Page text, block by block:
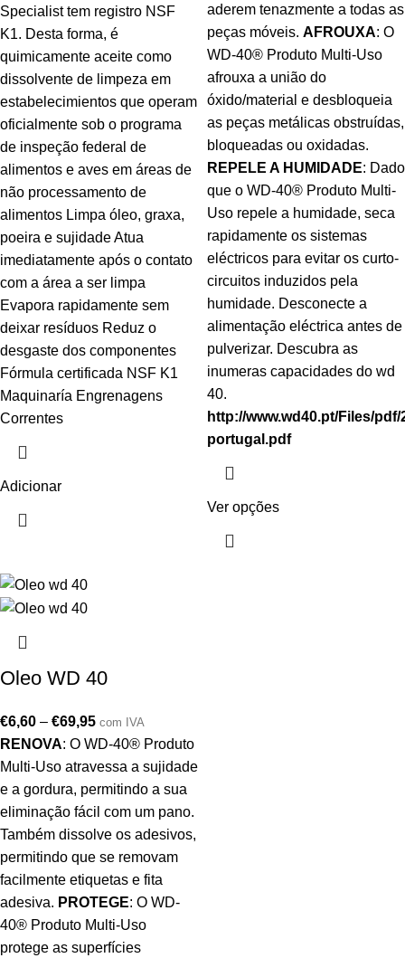
Specialist tem registro NSF
K1. Desta forma, é
quimicamente aceite como
dissolvente de limpeza em
estabelecimientos que operam
oficialmente sob o programa
de inspeção federal de
alimentos e aves em áreas de
não processamento de
alimentos Limpa óleo, graxa,
poeira e sujidade Atua
imediatamente após o contato
com a área a ser limpa
Evapora rapidamente sem
deixar resíduos Reduz o
desgaste dos componentes
Fórmula certificada NSF K1
Maquinaría Engrenagens
Correntes
Adicionar
aderem tenazmente a todas as
peças móveis. AFROUXA: O
WD-40® Produto Multi-Uso
afrouxa a união do
óxido/material e desbloqueia
as peças metálicas obstruídas,
bloqueadas ou oxidadas.
REPELE A HUMIDADE: Dado
que o WD-40® Produto Multi-
Uso repele a humidade, seca
rapidamente os sistemas
eléctricos para evitar os curto-
circuitos induzidos pela
humidade. Desconecte a
alimentação eléctrica antes de
pulverizar. Descubra as
inumeras capacidades do wd
40.
http://www.wd40.pt/Files/
portugal.pdf
Ver opções
Oleo WD 40
€6,60 – €69,95 com IVA
RENOVA: O WD-40® Produto
Multi-Uso atravessa a sujidade
e a gordura, permitindo a sua
eliminação fácil com um pano.
Também dissolve os adesivos,
permitindo que se removam
facilmente etiquetas e fita
adesiva. PROTEGE: O WD-
40® Produto Multi-Uso
protege as superfícies